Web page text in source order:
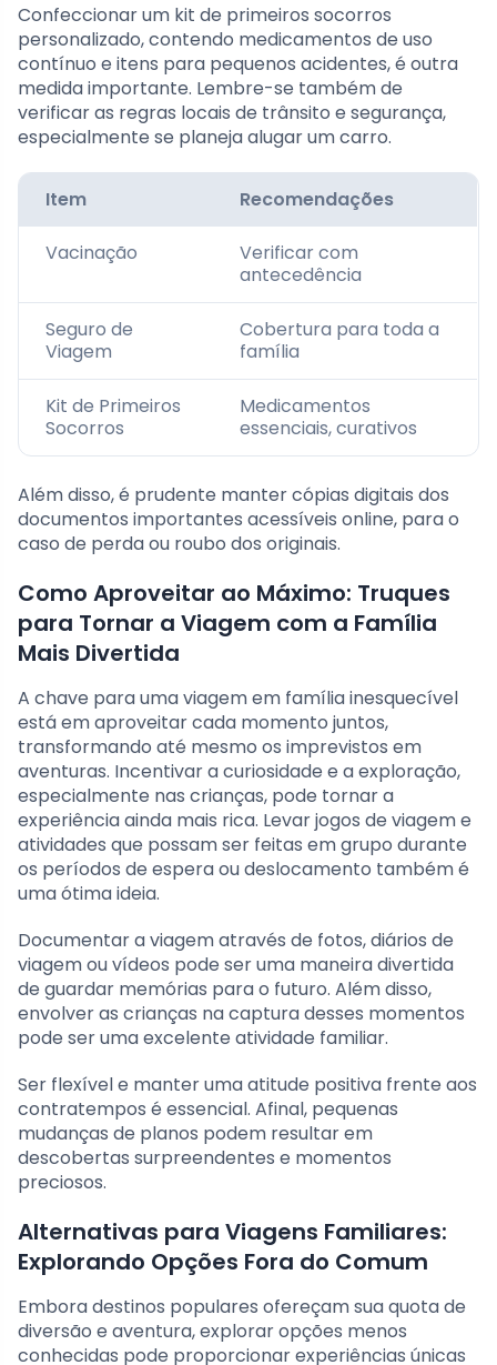
Confeccionar um kit de primeiros socorros
personalizado, contendo medicamentos de uso
contínuo e itens para pequenos acidentes, é outra
medida importante. Lembre-se também de
verificar as regras locais de trânsito e segurança,
especialmente se planeja alugar um carro.
Item Recomendações
Vacinação
Verificar com
antecedência
Seguro de
Viagem
Cobertura para toda a
família
Kit de Primeiros
Socorros
Medicamentos
essenciais, curativos
Além disso, é prudente manter cópias digitais dos
documentos importantes acessíveis online, para o
caso de perda ou roubo dos originais.
Como Aproveitar ao Máximo: Truques
para Tornar a Viagem com a Família
Mais Divertida
A chave para uma viagem em família inesquecível
está em aproveitar cada momento juntos,
transformando até mesmo os imprevistos em
aventuras. Incentivar a curiosidade e a exploração,
especialmente nas crianças, pode tornar a
experiência ainda mais rica. Levar jogos de viagem e
atividades que possam ser feitas em grupo durante
os períodos de espera ou deslocamento também é
uma ótima ideia.
Documentar a viagem através de fotos, diários de
viagem ou vídeos pode ser uma maneira divertida
de guardar memórias para o futuro. Além disso,
envolver as crianças na captura desses momentos
pode ser uma excelente atividade familiar.
Ser flexível e manter uma atitude positiva frente aos
contratempos é essencial. Afinal, pequenas
mudanças de planos podem resultar em
descobertas surpreendentes e momentos
preciosos.
Alternativas para Viagens Familiares:
Explorando Opções Fora do Comum
Embora destinos populares ofereçam sua quota de
diversão e aventura, explorar opções menos
conhecidas pode proporcionar experiências únicas